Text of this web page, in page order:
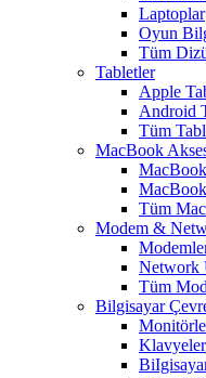
Laptoplar
Oyun
Tüm
Tabletler
Apple
Android
Tüm
MacBook
MacBook
Tüm
Modem &
Network
Tüm
Bilgisayar
Klavyeler